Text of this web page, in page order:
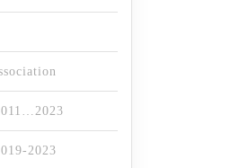
2023